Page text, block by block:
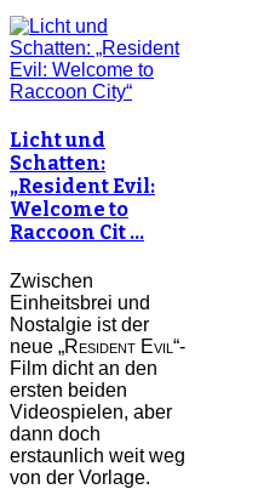
Licht und
Schatten:
„Resident Evil:
Welcome to
Raccoon Cit …
Zwischen
Einheitsbrei und
Nostalgie ist der
neue „Resident Evil “-
Film dicht an den
ersten beiden
Videospielen, aber
dann doch
erstaunlich weit weg
von der Vorlage.